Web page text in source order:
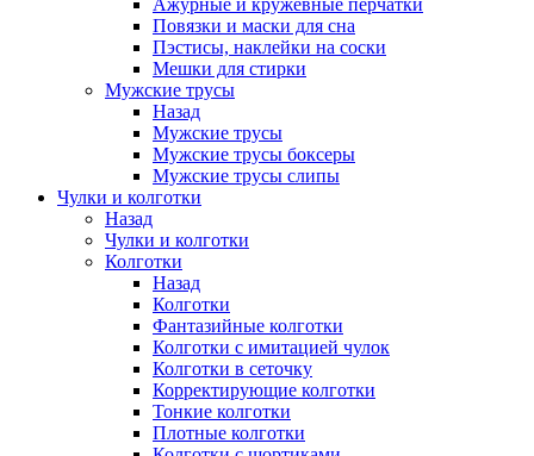
Ажурные и кружевные перчатки
Повязки и маски для сна
Пэстисы, наклейки на соски
Мешки для стирки
Мужские трусы
Назад
Мужские трусы
Мужские трусы боксеры
Мужские трусы слипы
Чулки и колготки
Назад
Чулки и колготки
Колготки
Назад
Колготки
Фантазийные колготки
Колготки с имитацией чулок
Колготки в сеточку
Корректирующие колготки
Тонкие колготки
Плотные колготки